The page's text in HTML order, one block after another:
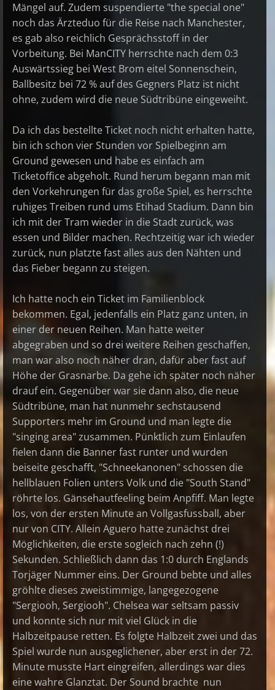
Mängel auf. Zudem suspendierte "the special one"
noch das Ärzteduo für die Reise nach Manchester,
es gab also reichlich Gesprächsstoff in der
Vorbeitung. Bei ManCITY herrschte nach dem 0:3
Auswärtssieg bei West Brom eitel Sonnenschein,
Ballbesitz bei 72 % auf des Gegners Platz ist nicht
ohne, zudem wird die neue Südtribüne eingeweiht.
Da ich das bestellte Ticket noch nicht erhalten hatte,
bin ich schon vier Stunden vor Spielbeginn am
Ground gewesen und habe es einfach am
Ticketoffice abgeholt. Rund herum begann man mit
den Vorkehrungen für das große Spiel, es herrschte
ruhiges Treiben rund ums Etihad Stadium. Dann bin
ich mit der Tram wieder in die Stadt zurück, was
essen und Bilder machen. Rechtzeitig war ich wieder
zurück, nun platzte fast alles aus den Nähten und
das Fieber begann zu steigen.
Ich hatte noch ein Ticket im Familienblock
bekommen. Egal, jedenfalls ein Platz ganz unten, in
einer der neuen Reihen. Man hatte weiter
abgegraben und so drei weitere Reihen geschaffen,
man war also noch näher dran, dafür aber fast auf
Höhe der Grasnarbe. Da gehe ich später noch näher
drauf ein. Gegenüber war sie dann also, die neue
Südtribüne, man hat nunmehr sechstausend
Supporters mehr im Ground und man legte die
"singing area" zusammen. Pünktlich zum Einlaufen
fielen dann die Banner fast runter und wurden
beiseite geschafft, "Schneekanonen" schossen die
hellblauen Folien unters Volk und die "South Stand"
röhrte los. Gänsehautfeeling beim Anpfiff. Man legte
los, von der ersten Minute an Vollgasfussball, aber
nur von CITY. Allein Aguero hatte zunächst drei
Möglichkeiten, die erste sogleich nach zehn (!)
Sekunden. Schließlich dann das 1:0 durch Englands
Torjäger Nummer eins. Der Ground bebte und alles
gröhlte dieses zweistimmige, langegezogene
"Sergiooh, Sergiooh". Chelsea war seltsam passiv
und konnte sich nur mit viel Glück in die
Halbzeitpause retten. Es folgte Halbzeit zwei und das
Spiel wurde nun ausgeglichener, aber erst in der 72.
Minute musste Hart eingreifen, allerdings war dies
eine wahre Glanztat. Der Sound brachte nun